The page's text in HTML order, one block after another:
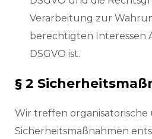
Verarbeitung zur
berechtigten Interessen
DSGVO ist.
§ 2
Wir treffen organisatorische
Sicherheitsmaßnahmen